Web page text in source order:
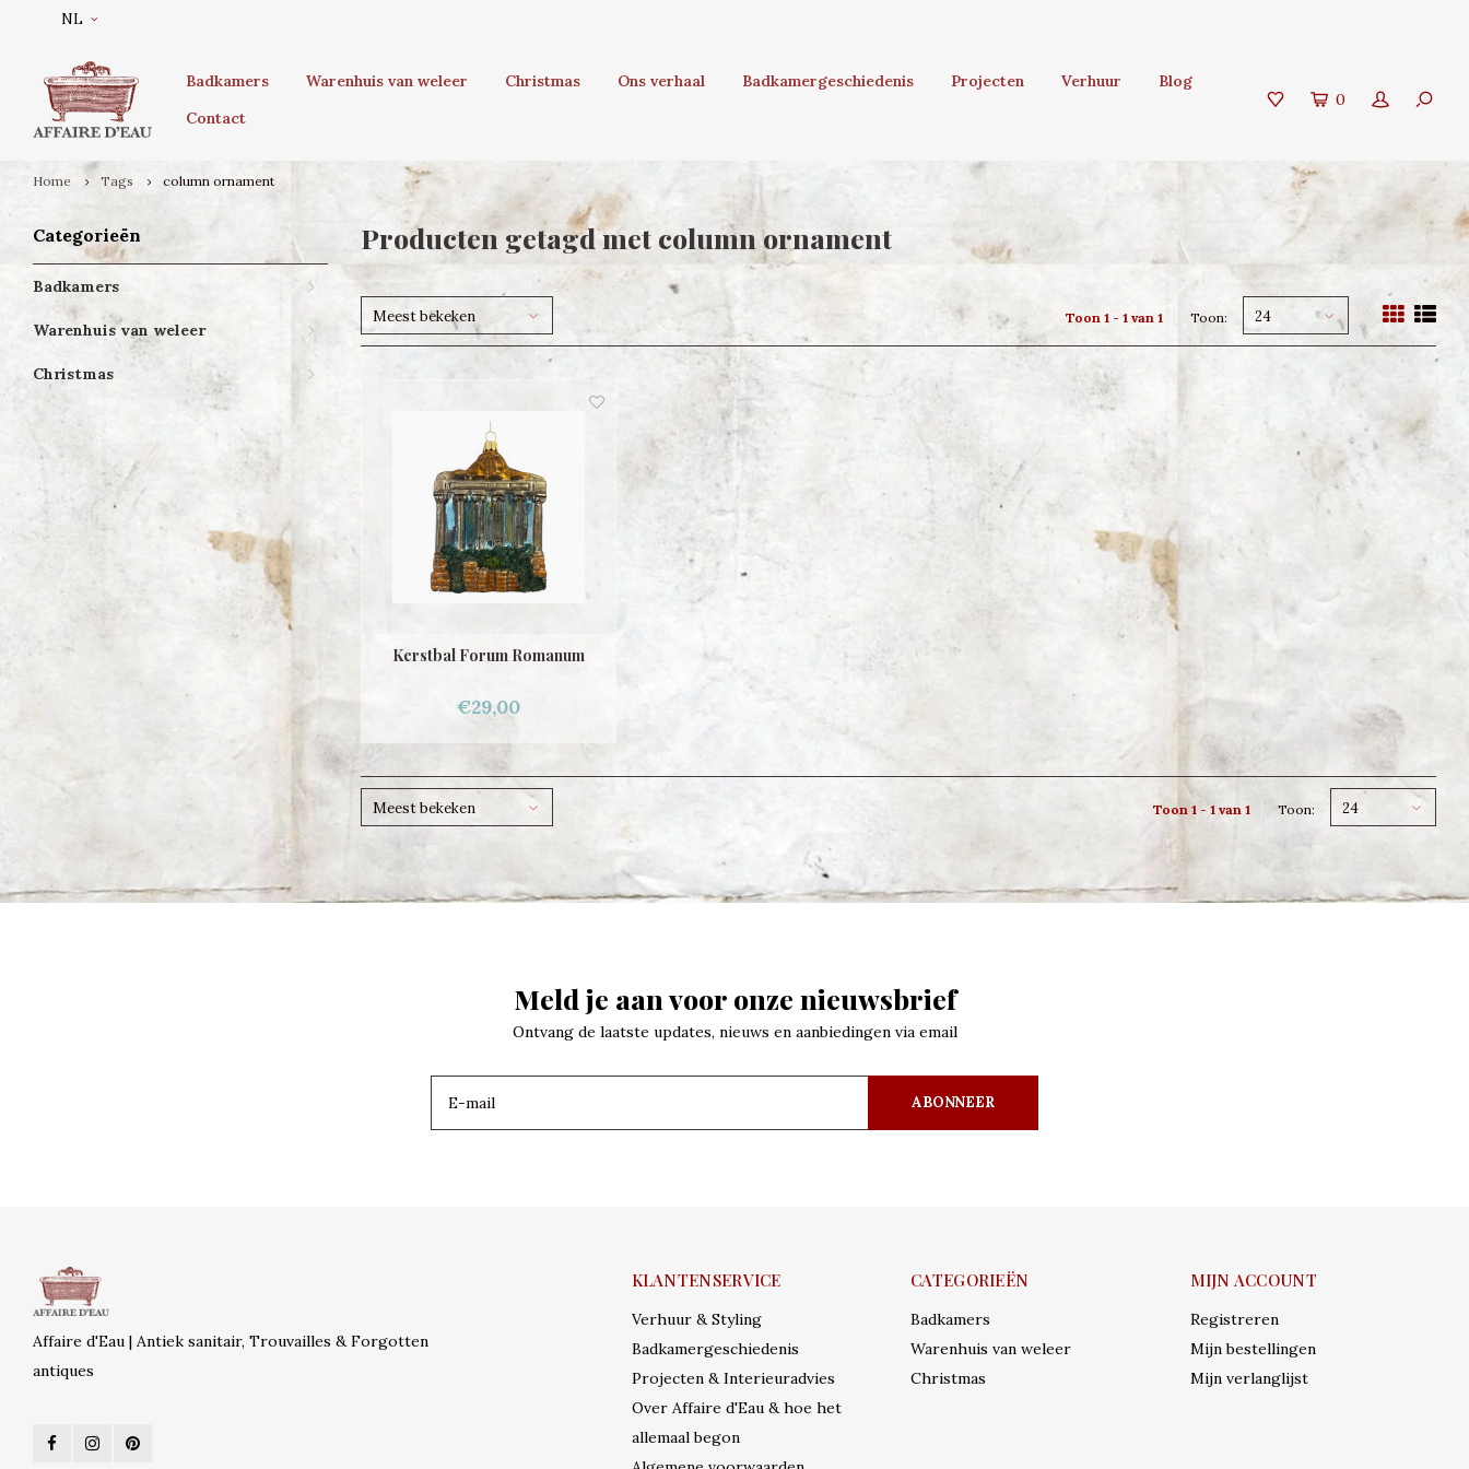
NL
Badkamers Warenhuis van weleer Christmas Ons verhaal Badkamergeschiedenis Projecten Verhuur
Blog
Contact
0
Home Tags column ornament
Categorieën
Badkamers
Warenhuis van weleer
Christmas
Producten getagd met column ornament
Meest bekeken Toon 1 - 1 van 1 Toon: 24
Kerstbal Forum Romanum
€29,00
Meest bekeken Toon 1 - 1 van 1 Toon: 24
Meld je aan voor onze nieuwsbrief
Ontvang de laatste updates, nieuws en aanbiedingen via email
ABONNEER
Affaire d'Eau | Antiek sanitair, Trouvailles & Forgotten
antiques
KLANTENSERVICE
Verhuur & Styling
Badkamergeschiedenis
Projecten & Interieuradvies
Over Affaire d'Eau & hoe het
allemaal begon
CATEGORIEËN
Badkamers
Warenhuis van weleer
Christmas
MIJN ACCOUNT
Registreren
Mijn bestellingen
Mijn verlanglijst